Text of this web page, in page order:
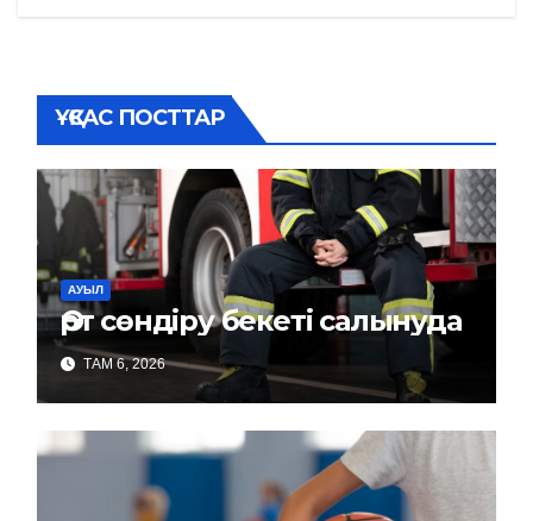
ҰҚСАС ПОСТТАР
АУЫЛ
Өрт сөндіру бекеті салынуда
ТАМ 6, 2026